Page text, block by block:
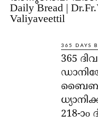
Daily Bread |
Valiyaveettil
365 DAYS
365
218-ാo